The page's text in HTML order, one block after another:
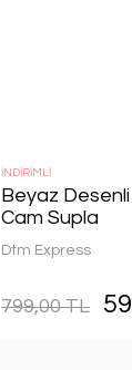
İNDİRİMLİ
Beyaz
Cam Supla
Dtm Express
799,00 TL